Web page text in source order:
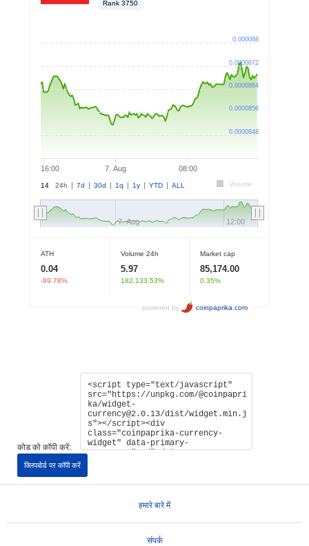
कोड को कॉपी करें:
क्लिपबोर्ड पर कॉपी करें
हमारे बारे में
संपर्क